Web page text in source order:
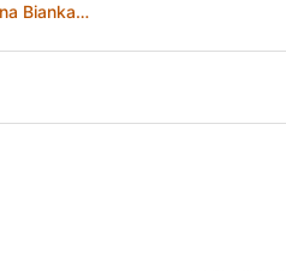
Dallos Bogi, Vanek Andor, Szomjas Jennifer és Bóna Bianka is esélyes